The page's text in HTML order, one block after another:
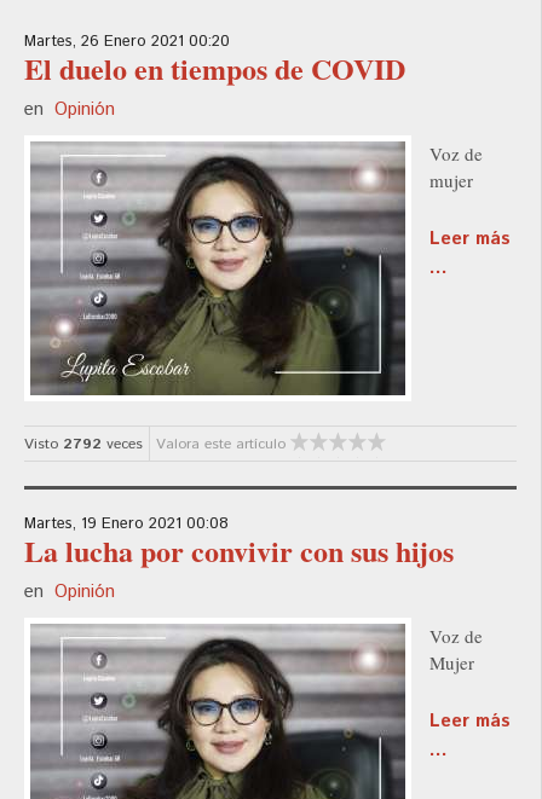
Martes, 26 Enero 2021 00:20
El duelo en tiempos de COVID
en Opinión
Voz de
mujer
Leer más
...
Visto 2792 veces Valora este artículo
Martes, 19 Enero 2021 00:08
La lucha por convivir con sus hijos
en Opinión
Voz de
Mujer
Leer más
...